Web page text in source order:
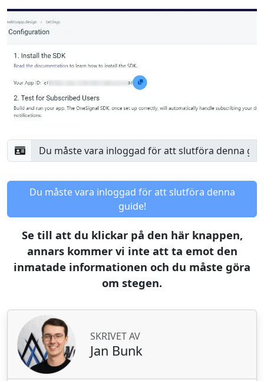
Du måste vara inloggad för att slutföra denna
guide!
Se till att du klickar på den här knappen,
annars kommer vi inte att ta emot den
inmatade informationen och du måste göra
om stegen.
SKRIVET AV
Jan Bunk